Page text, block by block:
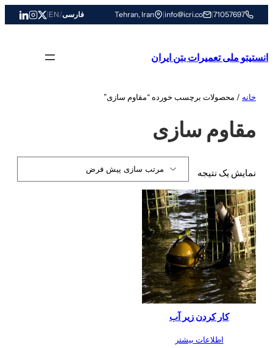
به
71057697
|
info@icri.co
|
Tehran, Iran فارسی/
EN
|
انستیتو ملی تعمیرات بتن ایران
خانه / محصولات برچسب خورده “مقاوم سازی”
مقاوم سازی
نمایش یک نتیجه
کار کردن زیر آب
اطلاعات بیشتر